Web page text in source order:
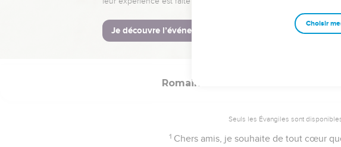
placera sa confiance en lui ne sera pas
Romains
Seuls les Évangiles sont
1 Chers amis, je souhaite de tout cœur
Choisir